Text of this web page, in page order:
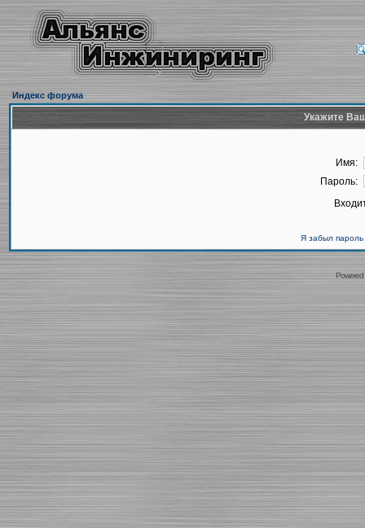
Индекс форума
Укажите
Имя:
Пароль:
Я забыл пароль